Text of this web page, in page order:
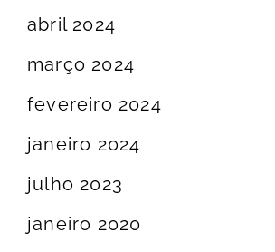
abril 2024
março 2024
fevereiro 2024
janeiro 2024
julho 2023
janeiro 2020